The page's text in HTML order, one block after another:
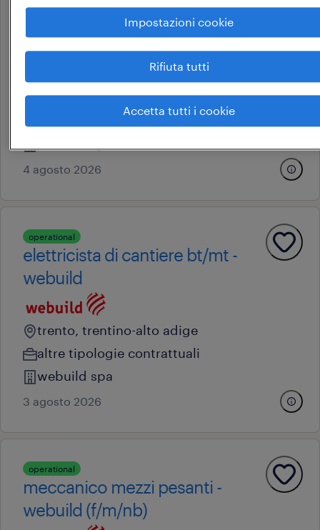
elettricista di cantiere bt/mt -
webuild
palermo, sicilia
4 agosto 2026
operational
elettricista di cantiere bt/mt -
webuild
trento, trentino-alto adige
altre tipologie contrattuali
webuild spa
3 agosto 2026
operational
meccanico mezzi pesanti -
webuild (f/m/nb)
Impostazioni cookie
Rifiuta tutti
Accetta tutti i cookie